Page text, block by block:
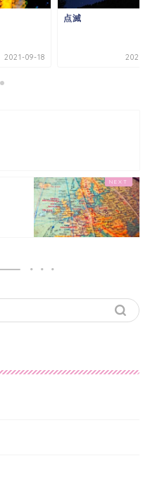
2021-09-18
点滅
2021-